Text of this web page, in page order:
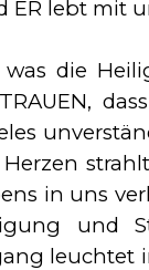
ER lebt mit
die
in uns
und
leuchtet